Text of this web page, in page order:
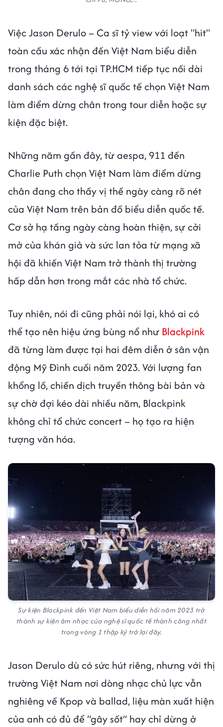
Việc Jason Derulo – Ca sĩ tỷ view với loạt "hit"
toàn cầu xác nhận đến Việt Nam biểu diễn
trong tháng 6 tới tại TP.HCM tiếp tục nối dài
danh sách các nghệ sĩ quốc tế chọn Việt Nam
làm điểm dừng chân trong tour diễn hoặc sự
kiện đặc biệt.
Những năm gần đây, từ aespa, 911 đến
Charlie Puth chọn Việt Nam làm điểm dừng
chân đang cho thấy vị thế ngày càng rõ nét
của Việt Nam trên bản đồ biểu diễn quốc tế.
Cơ sở hạ tầng ngày càng hoàn thiện, sự cởi
mở của khán giả và sức lan tỏa từ mạng xã
hội đã khiến Việt Nam trở thành thị trường
hấp dẫn hơn trong mắt các nhà tổ chức.
Tuy nhiên, nói đi cũng phải nói lại, khó ai có
thể tạo nên hiệu ứng bùng nổ như Blackpink
đã từng làm được tại hai đêm diễn ở sân vận
động Mỹ Đình cuối năm 2023. Với lượng fan
khổng lồ, chiến dịch truyền thông bài bản và
sự chờ đợi kéo dài nhiều năm, Blackpink
không chỉ tổ chức concert – họ tạo ra hiện
tượng văn hóa.
Sự kiện Blackpink đến Việt Nam biểu diễn hồi năm 2023 trở
thành sự kiện âm nhạc của nghệ sĩ quốc tế thành công nhất
trong vòng 1 thập kỷ trở lại đây.
Jason Derulo dù có sức hút riêng, nhưng với thị
trường Việt Nam nơi dòng nhạc chủ lực vẫn
nghiêng về Kpop và ballad, liệu màn xuất hiện
của anh có đủ để “gây sốt” hay chỉ dừng ở